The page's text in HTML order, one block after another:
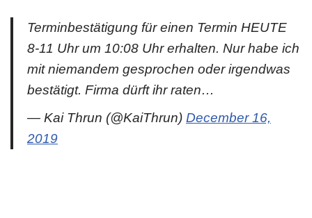
Terminbestätigung für einen Termin HEUTE
8-11 Uhr um 10:08 Uhr erhalten. Nur habe ich
mit niemandem gesprochen oder irgendwas
bestätigt. Firma dürft ihr raten…
— Kai Thrun (@KaiThrun) December 16,
2019